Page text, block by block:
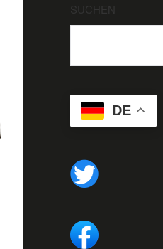
SUCHEN
DE